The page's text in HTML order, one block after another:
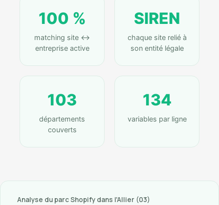
100 %
matching site ↔
entreprise active
SIREN
chaque site relié à
son entité légale
103
départements
couverts
134
variables par ligne
Analyse du parc Shopify dans l'Allier (03)